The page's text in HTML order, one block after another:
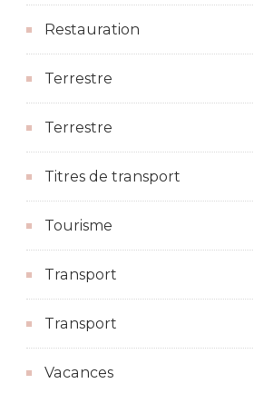
Restauration
Terrestre
Terrestre
Titres de transport
Tourisme
Transport
Transport
Vacances